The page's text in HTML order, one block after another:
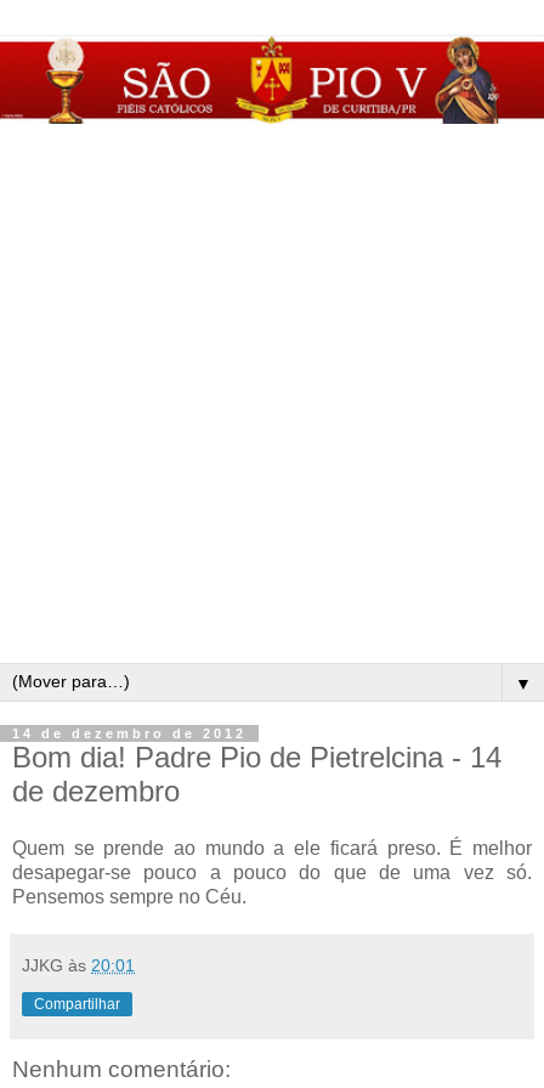
▼
14 de dezembro de 2012
Bom dia! Padre Pio de Pietrelcina - 14
de dezembro
Quem se prende ao mundo a ele ficará preso. É melhor
desapegar-se pouco a pouco do que de uma vez só.
Pensemos sempre no Céu.
JJKG às 20:01
Compartilhar
Nenhum comentário: